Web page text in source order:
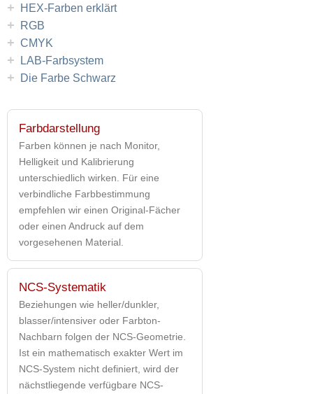
+ HEX-Farben erklärt
+ RGB
+ CMYK
+ LAB-Farbsystem
+ Die Farbe Schwarz
Farbdarstellung
Farben können je nach Monitor,
Helligkeit und Kalibrierung
unterschiedlich wirken. Für eine
verbindliche Farbbestimmung
empfehlen wir einen Original-Fächer
oder einen Andruck auf dem
vorgesehenen Material.
NCS-Systematik
Beziehungen wie heller/dunkler,
blasser/intensiver oder Farbton-
Nachbarn folgen der NCS-Geometrie.
Ist ein mathematisch exakter Wert im
NCS-System nicht definiert, wird der
nächstliegende verfügbare NCS-